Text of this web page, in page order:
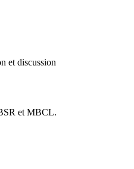
et discussion
et MBCL.